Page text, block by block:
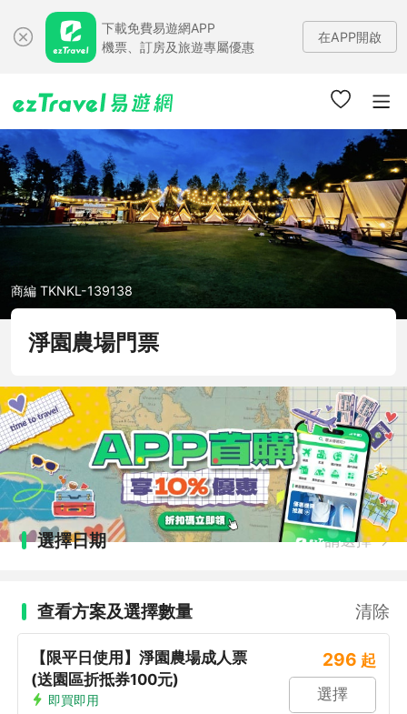
下載免費易遊網APP
機票、訂房及旅遊專屬優惠
在APP開啟
商編 TKNKL-139138
淨園農場門票
選擇日期 請選擇
查看方案及選擇數量 清除
【限平日使用】淨園農場成人票
(送園區折抵券100元)
即買即用
296 起
選擇